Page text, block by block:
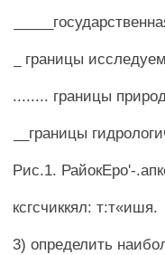
_ границы
........ границы
__границы
Рис.1. РайокЕро'-
ксгсчиккял: т:т«ишя.
3) определить